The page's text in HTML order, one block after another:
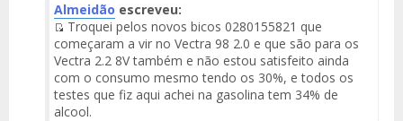
Almeidão escreveu:
Fuente
del
Mensaje
Troquei pelos novos bicos 0280155821 que
começaram a vir no Vectra 98 2.0 e que são para os
Vectra 2.2 8V também e não estou satisfeito ainda
com o consumo mesmo tendo os 30%, e todos os
testes que fiz aqui achei na gasolina tem 34% de
alcool.